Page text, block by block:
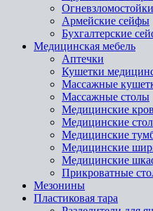
Армейские сейфы
Бухгалтерские
Медицинская мебель
Аптечки
Кушетки
Массажные
Массажные столы
Медицинские
Медицинские
Медицинские
Медицинские
Медицинские
Прикроватные
Мезонины
Пластиковая тара